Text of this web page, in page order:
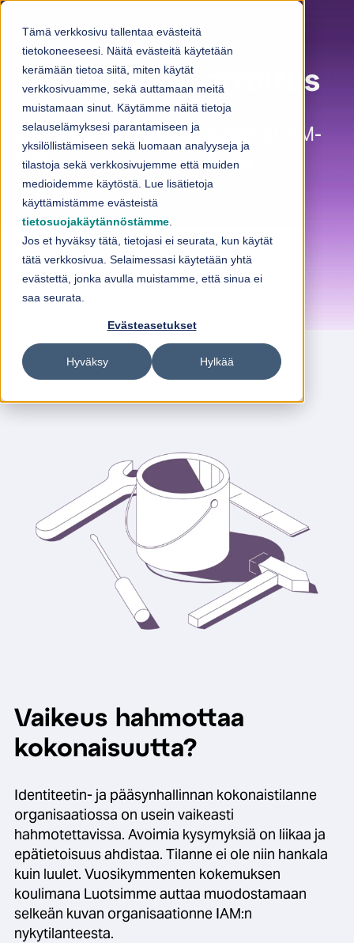
Tämä verkkosivu tallentaa evästeitä
tietokoneeseesi. Näitä evästeitä käytetään
kerämään tietoa siitä, miten käytät
verkkosivuamme, sekä auttamaan meitä
muistamaan sinut. Käytämme näitä tietoja
selauselämyksesi parantamiseen ja
yksilöllistämiseen sekä luomaan analyyseja ja
tilastoja sekä verkkosivujemme että muiden
medioidemme käytöstä. Lue lisätietoja
käyttämistämme evästeistä
tietosuojakäytännöstämme
Jos et hyväksy tätä, tietojasi ei seurata, kun käytät
tätä verkkosivua. Selaimessasi käytetään yhtä
evästettä, jonka avulla muistamme, että sinua ei
saa seurata.
Evästeasetukset
Hyväksy Hylkää
Luotsi IAM-kartoitus
Luotsi kartoittaa organisaatiosi IAM-
hallinnan nyky- ja tavoitetilan
nopeasti.
Vaikeus hahmottaa
kokonaisuutta?
Identiteetin- ja pääsynhallinnan kokonaistilanne
organisaatiossa on usein vaikeasti
hahmotettavissa. Avoimia kysymyksiä on liikaa ja
epätietoisuus ahdistaa. Tilanne ei ole niin hankala
kuin luulet. Vuosikymmenten kokemuksen
koulimana Luotsimme auttaa muodostamaan
selkeän kuvan organisaationne IAM:n
nykytilanteesta.